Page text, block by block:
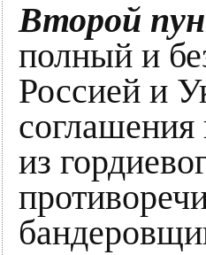
Второй
полный и
Россией и
соглашения
из